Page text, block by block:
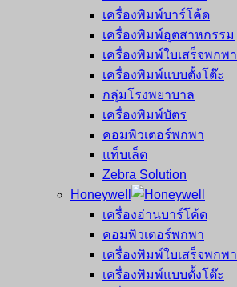
เครื่องพิมพ์บาร์โค้ด
เครื่องพิมพ์อุตสาหกรรม
เครื่องพิมพ์ใบเสร็จพกพา
เครื่องพิมพ์แบบตั้งโต๊ะ
กลุ่มโรงพยาบาล
เครื่องพิมพ์บัตร
คอมพิวเตอร์พกพา
แท็บเล็ต
Zebra Solution
Honeywell
เครื่องอ่านบาร์โค้ด
คอมพิวเตอร์พกพา
เครื่องพิมพ์ใบเสร็จพกพา
เครื่องพิมพ์แบบตั้งโต๊ะ